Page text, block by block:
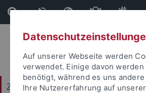
Direkt
zum
Inhalt
Direkt
zur
Fußleiste
Zentrum für Islamische
Auf unserer Webseite werden
verwendet. Einige davon
benötigt, während es uns
Ihre Nutzererfahrung auf